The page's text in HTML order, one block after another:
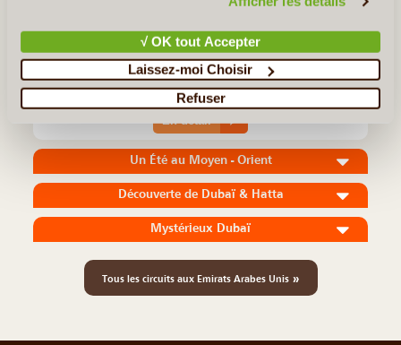
√ OK tout Accepter
Laissez-moi Choisir
Refuser
Vous rêvez de découvrir les différentes facettes des Emirats
Arabes Unis en multipliant les étapes sur une courte durée ? Cet
itinéraire à personnaliser vous permet de visiter les sept Emirats
Arabes Unis et Musandam au cours du même (...)
En détail ≻
Un Été au Moyen - Orient
Découverte de Dubaï & Hatta
Mystérieux Dubaï
Tous les circuits aux Emirats Arabes Unis»